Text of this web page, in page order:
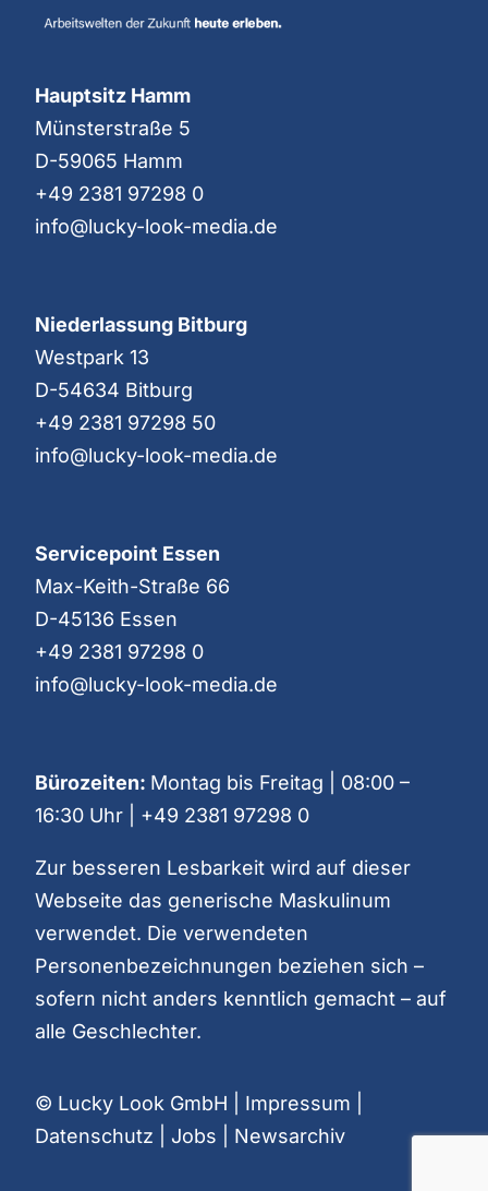
Hauptsitz Hamm
Münsterstraße 5
D-59065 Hamm
+49 2381 97298 0
info@lucky-look-media.de
Niederlassung Bitburg
Westpark 13
D-54634 Bitburg
+49 2381 97298 50
info@lucky-look-media.de
Servicepoint Essen
Max-Keith-Straße 66
D-45136 Essen
+49 2381 97298 0
info@lucky-look-media.de
Bürozeiten: Montag bis Freitag | 08:00 –
16:30 Uhr | +49 2381 97298 0
Zur besseren Lesbarkeit wird auf dieser
Webseite das generische Maskulinum
verwendet. Die verwendeten
Personenbezeichnungen beziehen sich –
sofern nicht anders kenntlich gemacht – auf
alle Geschlechter.
© Lucky Look GmbH | Impressum
Datenschutz
Jobs Newsarchiv